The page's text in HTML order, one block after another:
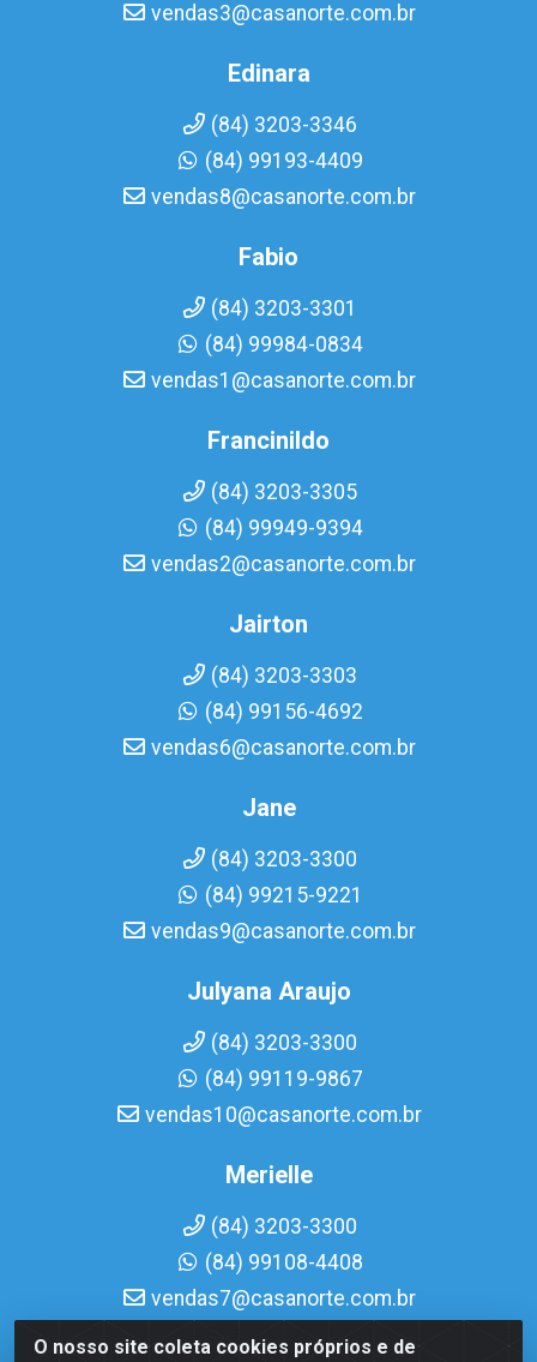
O nosso site coleta cookies próprios e de
vendas3@casanorte.com.br
Edinara
(84) 3203-3346
(84) 99193-4409
vendas8@casanorte.com.br
Fabio
(84) 3203-3301
(84) 99984-0834
vendas1@casanorte.com.br
Francinildo
(84) 3203-3305
(84) 99949-9394
vendas2@casanorte.com.br
Jairton
(84) 3203-3303
(84) 99156-4692
vendas6@casanorte.com.br
Jane
(84) 3203-3300
(84) 99215-9221
vendas9@casanorte.com.br
Julyana Araujo
(84) 3203-3300
(84) 99119-9867
vendas10@casanorte.com.br
Merielle
(84) 3203-3300
(84) 99108-4408
vendas7@casanorte.com.br